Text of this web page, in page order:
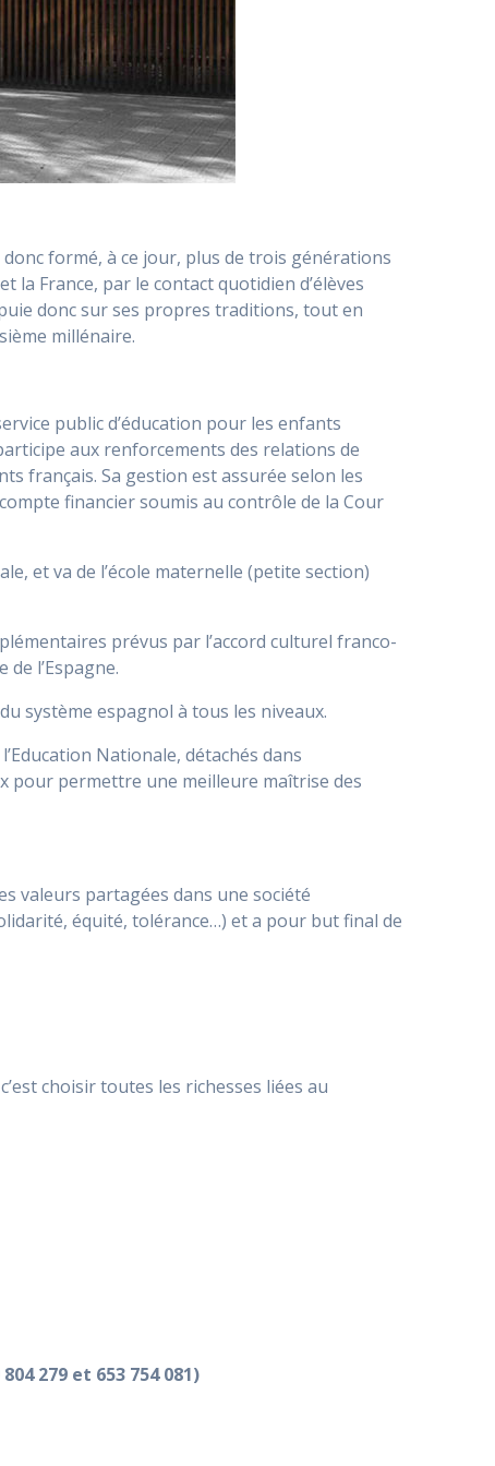
donc formé, à ce jour, plus de trois générations
la France, par le contact quotidien d’élèves
donc sur ses propres traditions, tout en
millénaire.
public d’éducation pour les enfants
aux renforcements des relations de
français. Sa gestion est assurée selon les
financier soumis au contrôle de la Cour
et va de l’école maternelle (petite section)
prévus par l’accord culturel franco-
l’Espagne.
système espagnol à tous les niveaux.
Nationale, détachés dans
pour permettre une meilleure maîtrise des
valeurs partagées dans une société
équité, tolérance…) et a pour but final de
choisir toutes les richesses liées au
279 et 653 754 081)